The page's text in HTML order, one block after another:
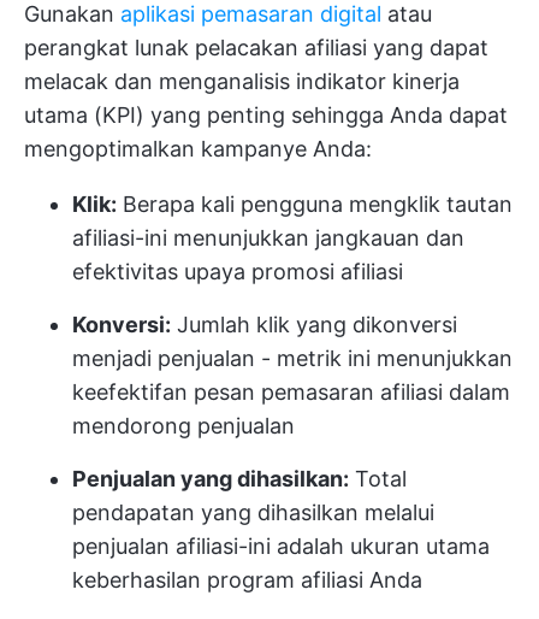
Gunakan aplikasi pemasaran digital atau
perangkat lunak pelacakan afiliasi yang dapat
melacak dan menganalisis indikator kinerja
utama (KPI) yang penting sehingga Anda dapat
mengoptimalkan kampanye Anda:
Klik: Berapa kali pengguna mengklik tautan
afiliasi-ini menunjukkan jangkauan dan
efektivitas upaya promosi afiliasi
Konversi: Jumlah klik yang dikonversi
menjadi penjualan - metrik ini menunjukkan
keefektifan pesan pemasaran afiliasi dalam
mendorong penjualan
Penjualan yang dihasilkan: Total
pendapatan yang dihasilkan melalui
penjualan afiliasi-ini adalah ukuran utama
keberhasilan program afiliasi Anda